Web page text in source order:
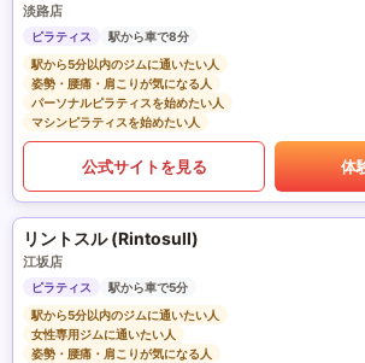
淡路店
ピラティス
駅から車で8分
駅から5分以内のジムに通いたい人
姿勢・腰痛・肩こりが気になる人
パーソナルピラティスを始めたい人
マシンピラティスを始めたい人
公式サイトを見る 体
リントスル (Rintosull)
江坂店
ピラティス
駅から車で5分
駅から5分以内のジムに通いたい人
女性専用ジムに通いたい人
姿勢・腰痛・肩こりが気になる人